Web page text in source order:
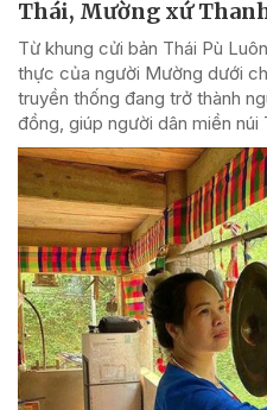
Thái, Mường xứ
Từ khung cửi bản Thái Pù
thực của người Mường dưới
truyền thống đang trở thành
đồng, giúp người dân miền núi